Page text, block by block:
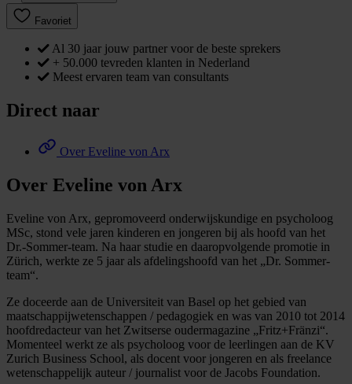
Favoriet
Al 30 jaar jouw partner voor de beste sprekers
+ 50.000 tevreden klanten in Nederland
Meest ervaren team van consultants
Direct naar
Over Eveline von Arx
Over Eveline von Arx
Eveline von Arx, gepromoveerd onderwijskundige en psycholoog
MSc, stond vele jaren kinderen en jongeren bij als hoofd van het
Dr.-Sommer-team. Na haar studie en daaropvolgende promotie in
Zürich, werkte ze 5 jaar als afdelingshoofd van het „Dr. Sommer-
team“.
Ze doceerde aan de Universiteit van Basel op het gebied van
maatschappijwetenschappen / pedagogiek en was van 2010 tot 2014
hoofdredacteur van het Zwitserse oudermagazine „Fritz+Fränzi“.
Momenteel werkt ze als psycholoog voor de leerlingen aan de KV
Zurich Business School, als docent voor jongeren en als freelance
wetenschappelijk auteur / journalist voor de Jacobs Foundation.